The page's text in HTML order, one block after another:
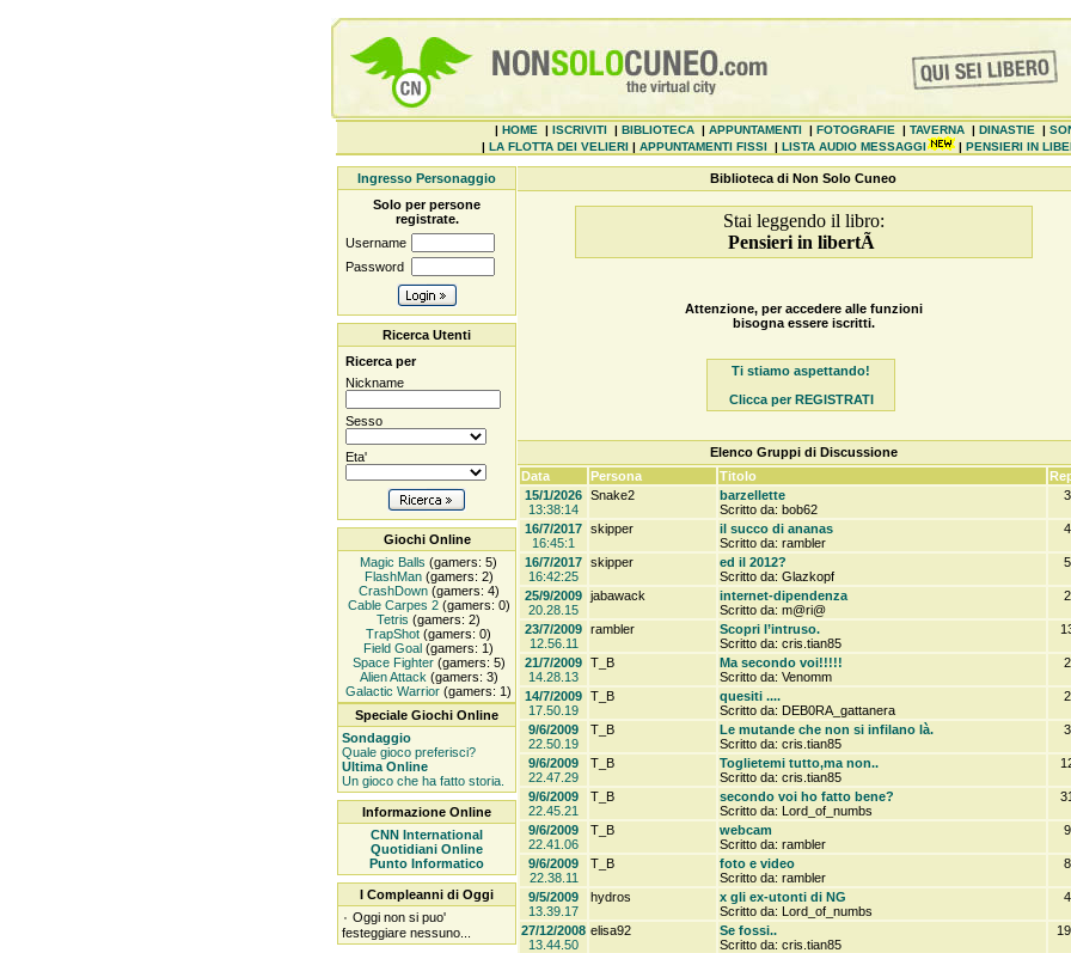
| HOME | ISCRIVITI| BIBLIOTECA| APPUNTAMENTI| FOTOGRAFIE | TAVERNA| DINASTIE |
| LA FLOTTA DEI VELIERI | APPUNTAMENTI FISSI | LISTA AUDIO MESSAGGI | PENSIERI IN
Ingresso Personaggio
Solo per persone
registrate.
Username
Password
Ricerca Utenti
Ricerca per
Nickname
Sesso
Eta'
Giochi Online
Magic Balls (gamers: 5)
FlashMan(gamers: 2)
CrashDown(gamers: 4)
Cable Carpes 2(gamers: 0)
Tetris (gamers: 2)
TrapShot (gamers: 0)
Field Goal (gamers: 1)
Space Fighter(gamers: 5)
Alien Attack (gamers: 3)
Galactic Warrior (gamers: 1)
Speciale Giochi Online
Sondaggio
Quale gioco preferisci?
Ultima Online
Un gioco che ha fatto storia.
Informazione Online
CNN International
Quotidiani Online
Punto Informatico
I Compleanni di Oggi
۰ Oggi non si puo'
festeggiare nessuno...
Biblioteca di Non Solo Cuneo
Stai leggendo il libro:
Pensieri in libertÃ
Attenzione, per accedere alle funzioni
bisogna essere iscritti.
Ti stiamo aspettando!
Clicca per REGISTRATI
Elenco Gruppi di Discussione
Data
Persona Titolo
15/1/2026
13:38:14
Snake2
barzellette
Scritto da: bob62
3
16/7/2017
16:45:1
skipper
il succo di ananas
Scritto da: rambler
4
16/7/2017
16:42:25
skipper
ed il 2012?
Scritto da: Glazkopf
5
25/9/2009
20.28.15
jabawack
internet-dipendenza
Scritto da: m@ri@
2
23/7/2009
12.56.11
rambler
Scopri l’intruso.
Scritto da: cris.tian85
21/7/2009
14.28.13
T_B
Ma secondo voi!!!!!
Scritto da: Venomm
2
14/7/2009
17.50.19
T_B
quesiti ....
Scritto da: DEB0RA_gattanera
2
9/6/2009
22.50.19
T_B
Le mutande che non si infilano là.
Scritto da: cris.tian85
3
9/6/2009
22.47.29
T_B
Toglietemi tutto,ma non..
Scritto da: cris.tian85
9/6/2009
22.45.21
T_B
secondo voi ho fatto bene?
Scritto da: Lord_of_numbs
9/6/2009
22.41.06
T_B
webcam
Scritto da: rambler
9
9/6/2009
22.38.11
T_B
foto e video
Scritto da: rambler
8
9/5/2009
13.39.17
hydros
x gli ex-utonti di NG
Scritto da: Lord_of_numbs
4
27/12/2008
13.44.50
elisa92
Se fossi..
Scritto da: cris.tian85